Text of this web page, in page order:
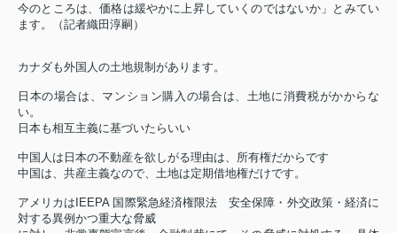
今のところは、価格は緩やかに上昇していくのではないか」とみてい
ます。（記者織田淳嗣）
カナダも外国人の土地規制があります。
日本の場合は、マンション購入の場合は、土地に消費税がかからな
い。
日本も相互主義に基づいたらいい
中国人は日本の不動産を欲しがる理由は、所有権だからです
中国は、共産主義なので、土地は定期借地権だけです。
アメリカはIEEPA 国際緊急経済権限法 安全保障・外交政策・経済に
対する異例かつ重大な脅威